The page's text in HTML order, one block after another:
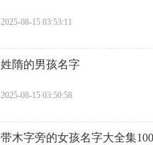
2025-08-15 03:53:11
​姓隋的男孩名字
2025-08-15 03:50:58
带木字旁的女孩名字大全集